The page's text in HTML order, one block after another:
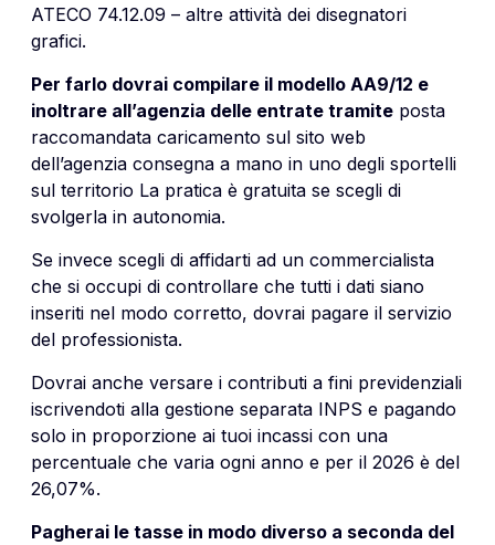
ATECO 74.12.09 – altre attività dei disegnatori
grafici.
Per farlo dovrai compilare il modello AA9/12 e
inoltrare all’agenzia delle entrate tramite posta
raccomandata caricamento sul sito web
dell’agenzia consegna a mano in uno degli sportelli
sul territorio La pratica è gratuita se scegli di
svolgerla in autonomia.
Se invece scegli di affidarti ad un commercialista
che si occupi di controllare che tutti i dati siano
inseriti nel modo corretto, dovrai pagare il servizio
del professionista.
Dovrai anche versare i contributi a fini previdenziali
iscrivendoti alla gestione separata INPS e pagando
solo in proporzione ai tuoi incassi con una
percentuale che varia ogni anno e per il 2026 è del
26,07%.
Pagherai le tasse in modo diverso a seconda del